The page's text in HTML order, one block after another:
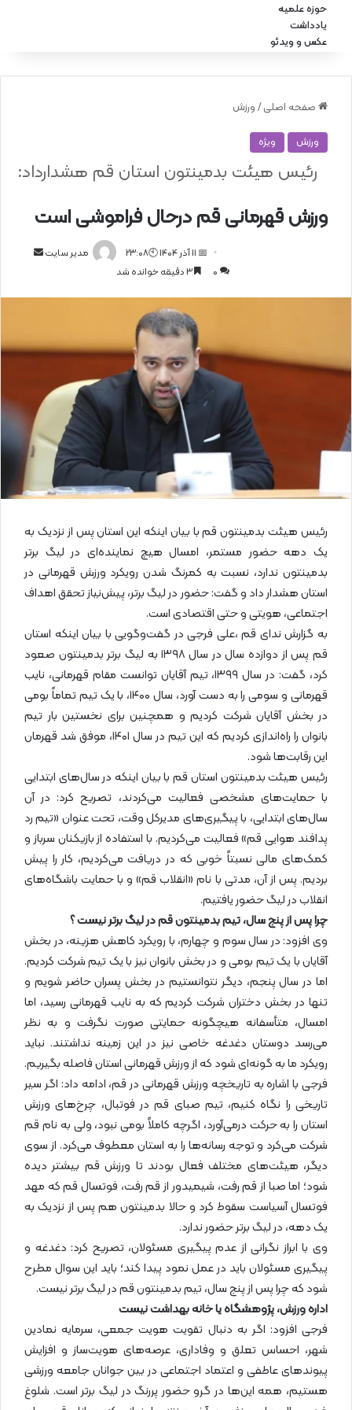
حوزه علمیه
یادداشت
عکس و ویدئو
صفحه اصلی / ورزش
ورزش ویژه
ورزش قهرمانی قم درحال فراموشی است
رئیس هیئت بدمینتون استان قم هشدارداد:
مدیر سایت
ا
ل
📅 11 آذر 1404 🕙23:08
0
رئیس هیئت بدمینتون قم با بیان اینکه این استان پس از نزدیک به
یک دهه حضور مستمر، امسال هیچ نماینده‌ای در لیگ برتر
بدمینتون ندارد، نسبت به کمرنگ شدن رویکرد ورزش قهرمانی در
استان هشدار داد و گفت: حضور در لیگ برتر، پیش‌نیاز تحقق اهداف
اجتماعی، هویتی و حتی اقتصادی است.
به گزارش ندای قم ،علی فرجی در گفت‌وگویی با بیان اینکه استان
قم پس از دوازده سال در سال ۱۳۹۸ به لیگ برتر بدمینتون صعود
کرد، گفت: در سال ۱۳۹۹، تیم آقایان توانست مقام قهرمانی، نایب
قهرمانی و سومی را به دست آورد، سال ۱۴۰۰، با یک تیم تماماً بومی
در بخش آقایان شرکت کردیم و همچنین برای نخستین بار تیم
بانوان را راه‌اندازی کردیم که این تیم در سال ۱۴۰۱، موفق شد قهرمان
این رقابت‌ها شود.
رئیس هیئت بدمینتون استان قم با بیان اینکه در سال‌های ابتدایی
با حمایت‌های مشخصی فعالیت می‌کردند، تصریح کرد: در آن
سال‌های ابتدایی، با پیگیری‌های مدیرکل وقت، تحت عنوان «تیم رد
پدافند هوایی قم» فعالیت می‌کردیم. با استفاده از بازیکنان سرباز و
کمک‌های مالی نسبتاً خوبی که در دریافت می‌کردیم، کار را پیش
بردیم. پس از آن، مدتی با نام «انقلاب قم» و با حمایت باشگاه‌های
انقلاب در لیگ حضور یافتیم.
چرا پس از پنج سال، تیم بدمینتون قم در لیگ برتر نیست ؟
وی افزود: در سال سوم و چهارم، با رویکرد کاهش هزینه، در بخش
آقایان با یک تیم بومی و در بخش بانوان نیز با یک تیم شرکت کردیم.
اما در سال پنجم، دیگر نتوانستیم در بخش پسران حاضر شویم و
تنها در بخش دختران شرکت کردیم که به نایب قهرمانی رسید، اما
امسال، متأسفانه هیچگونه حمایتی صورت نگرفت و به نظر
می‌رسد دوستان دغدغه خاصی نیز در این زمینه نداشتند. نباید
رویکرد ما به گونه‌ای شود که از ورزش قهرمانی استان فاصله بگیریم.
فرجی با اشاره به تاریخچه ورزش قهرمانی در قم، ادامه داد: اگر سیر
تاریخی را نگاه کنیم، تیم صبای قم در فوتبال، چرخ‌های ورزش
استان را به حرکت درمی‌آورد، اگرچه کاملاً بومی نبود، ولی به نام قم
شرکت می‌کرد و توجه رسانه‌ها را به استان معطوف می‌کرد. از سوی
دیگر، هیئت‌های مختلف فعال بودند تا ورزش قم بیشتر دیده
شود؛ اما صبا از قم رفت، شیمیدور از قم رفت، فوتسال قم که مهد
فوتسال آسیاست سقوط کرد و حالا بدمینتون هم پس از نزدیک به
یک دهه، در لیگ برتر حضور ندارد.
وی با ابراز نگرانی از عدم پیگیری مسئولان، تصریح کرد: دغدغه و
پیگیری مسئولان باید در عمل نمود پیدا کند؛ باید این سوال مطرح
شود که چرا پس از پنج سال، تیم بدمینتون قم در لیگ برتر نیست.
اداره ورزش، پژوهشگاه یا خانه بهداشت نیست
فرجی افزود: اگر به دنبال تقویت هویت جمعی، سرمایه نمادین
شهر، احساس تعلق و وفاداری، عرصه‌های هویت‌ساز و افزایش
پیوندهای عاطفی و اعتماد اجتماعی در بین جوانان جامعه ورزشی
هستیم، همه این‌ها در گرو حضور پررنگ در لیگ برتر است. شلوغ